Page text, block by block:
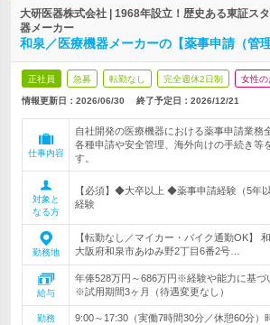
大研医器株式会社 | 1968年設立！歴史ある東証ス
器メーカー
和泉／医療機器メーカーの【薬事申請（管
正社員 急募 転勤なし 完全週休2日制 女性の
情報更新日：2026/06/30 終了予定日： 2026/12/21
仕事内容
自社開発の医療機器における薬事申請業務
各種申請や安全管理、海外向けの手続き等
す。
対象と
なる方
【必須】◆大卒以上 ◆薬事申請経験（5年
経験
勤務地
【転勤なし／マイカー・バイク通勤OK】
大阪府和泉市あゆみ野2丁目6番2号…
給与
年俸528万円～686万円※経験や能力に基づ
※試用期間3ヶ月（待遇変更なし）
勤務
9:00～17:30（実働7時間30分／休憩60分）